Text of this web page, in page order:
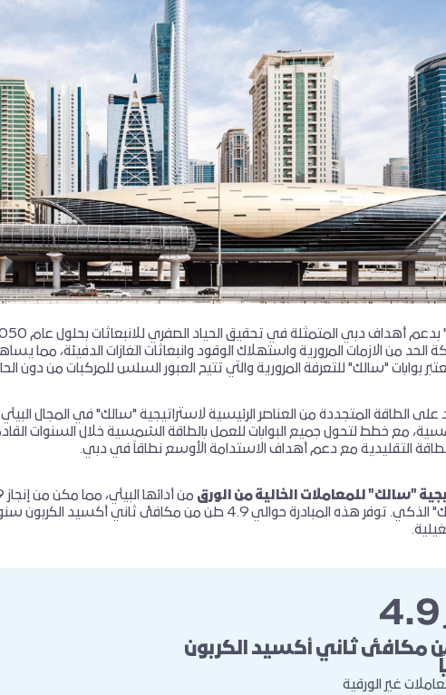
الحد من الازمات المرورية واستهلاك الوقود وانبعاثات الغازات الدفيئة،
بوابات "سالك" للتعرفة المرورية والتي تتيح العبور السلس للمركبات من دون
على الطاقة المتجددة من العناصر الرئيسية لاستراتيجية "سالك" في المجال
مع خطط لتحول جميع البوابات للعمل بالطاقة الشمسية خلال السنوات
التقليدية مع دعم أهداف الاستدامة الأوسع نطاقاً في دبي.
"سالك" للمعاملات الخالية من الورق
وموقع "سالك" الذكي. توفر هذه المبادرة حوالي 4.9 طن من
4.9
مكافئ ثاني أكسيد الكربون
غير الورقية